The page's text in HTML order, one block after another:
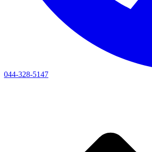
044-328-5147